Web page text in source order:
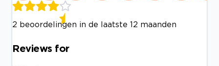
2 beoordelingen in de laatste 12 maanden
Reviews for